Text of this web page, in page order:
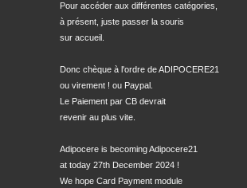
Pour accéder aux différentes catégories,
à présent, juste passer la souris
sur accueil.
Donc chèque à l'ordre de ADIPOCERE21
ou virement ! ou Paypal.
Le Paiement par CB devrait
revenir au plus vite.
Adipocere is becoming Adipocere21
at today 27th December 2024 !
We hope Card Payment module